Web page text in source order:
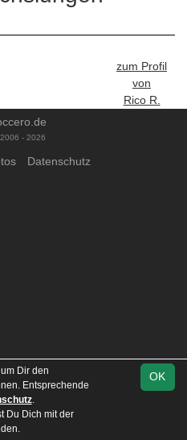
zum Profil
von
Rico R.
- 2026
Datenschutz
OK
Dir den
Entsprechende
.
Du Dich mit der